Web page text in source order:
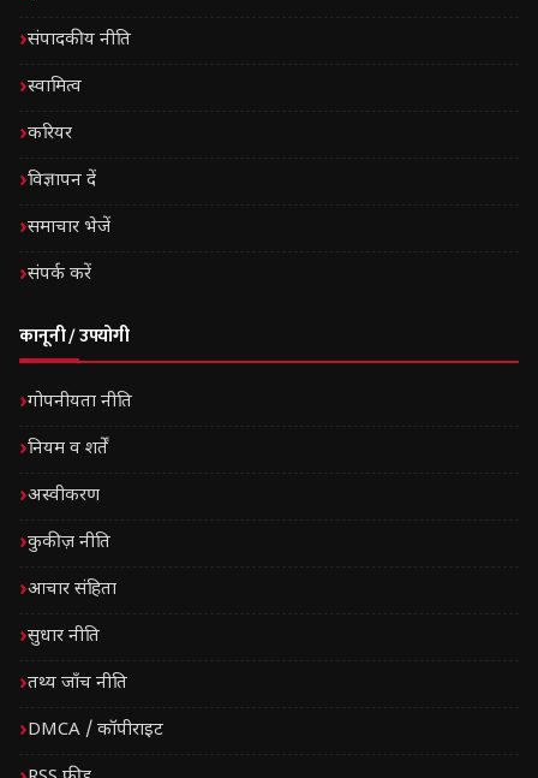
संपादकीय नीति
स्वामित्व
करियर
विज्ञापन दें
समाचार भेजें
संपर्क करें
कानूनी / उपयोगी
गोपनीयता नीति
नियम व शर्तें
अस्वीकरण
कुकीज़ नीति
आचार संहिता
सुधार नीति
तथ्य जाँच नीति
DMCA / कॉपीराइट